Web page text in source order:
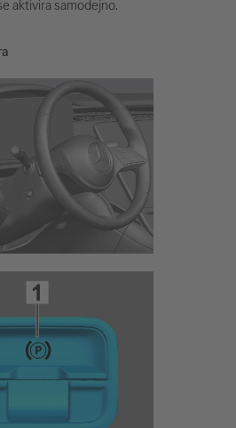
aktivira samodejno.